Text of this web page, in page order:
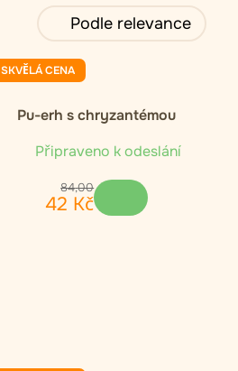
Podle relevance
SKVĚLÁ CENA
Pu-erh s chryzantémou
Připraveno k odeslání
84,00
42 Kč